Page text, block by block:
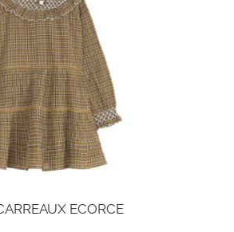
ECORCE